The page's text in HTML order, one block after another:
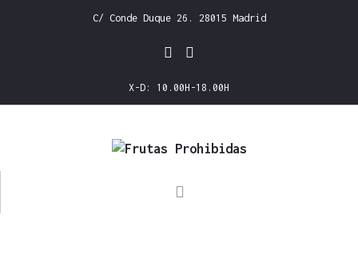
C/ Conde Duque 26. 28015 Madrid
X-D: 10.00H-18.00H